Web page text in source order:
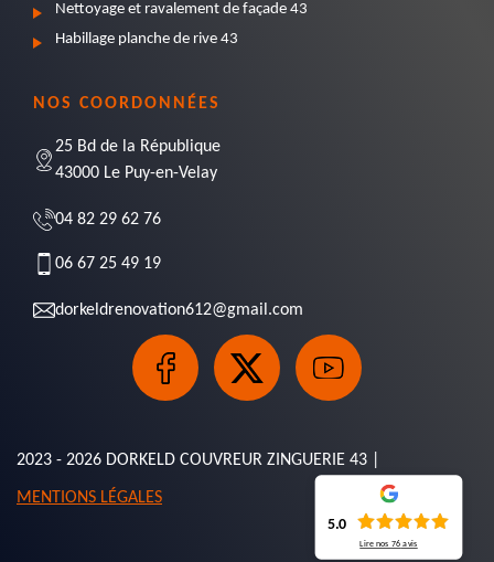
Nettoyage et ravalement de façade 43
Habillage planche de rive 43
NOS COORDONNÉES
25 Bd de la République
43000 Le Puy-en-Velay
04 82 29 62 76
06 67 25 49 19
dorkeldrenovation612@gmail.com
2023 - 2026 DORKELD COUVREUR ZINGUERIE 43 |
MENTIONS LÉGALES
5.0
Lire nos 76 avis